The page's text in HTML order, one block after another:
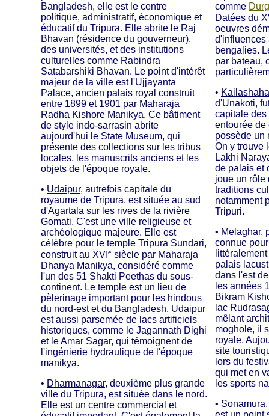
Bangladesh, elle est le centre
politique, administratif, économique et
éducatif du Tripura. Elle abrite le Raj
Bhavan (résidence du gouverneur),
des universités, et des institutions
culturelles comme Rabindra
Satabarshiki Bhavan. Le point d'intérêt
majeur de la ville est l'Ujjayanta
Palace, ancien palais royal construit
entre 1899 et 1901 par Maharaja
Radha Kishore Manikya. Ce bâtiment
de style indo-sarrasin abrite
aujourd'hui le State Museum, qui
présente des collections sur les tribus
locales, les manuscrits anciens et les
objets de l'époque royale.
• Udaipur, autrefois capitale du
royaume de Tripura, est située au sud
d'Agartala sur les rives de la rivière
Gomati. C'est une ville religieuse et
archéologique majeure. Elle est
célèbre pour le temple Tripura Sundari,
construit au XVI e siècle par Maharaja
Dhanya Manikya, considéré comme
l'un des 51 Shakti Peethas du sous-
continent. Le temple est un lieu de
pèlerinage important pour les hindous
du nord-est et du Bangladesh. Udaipur
est aussi parsemée de lacs artificiels
historiques, comme le Jagannath Dighi
et le Amar Sagar, qui témoignent de
l'ingénierie hydraulique de l'époque
manikya.
• Dharmanagar, deuxième plus grande
ville du Tripura, est située dans le nord.
Elle est un centre commercial et
comme
Datées du
oeuvres
d'influences
bengalies.
par bateau,
•
d'Unakoti,
capitale des
entourée de
possède un
On y trouve
Lakhi
de palais et
joue un rôle
traditions
notamment
Tripuri.
• Melaghar,
connue
palais
dans l'est
les années
Bikram
lac
mêlant
moghole, il
royale.
site
lors du
qui met en
les sports
• Sonamura